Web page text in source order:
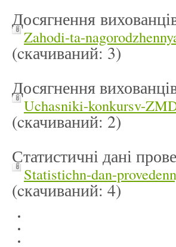
Досягнення
Zahodi-ta-
(cкачиваний: 3)
Досягнення
Uchasniki-konkursv-
(cкачиваний: 2)
Статистичні дані
Statistichn-dan-
(cкачиваний: 4)